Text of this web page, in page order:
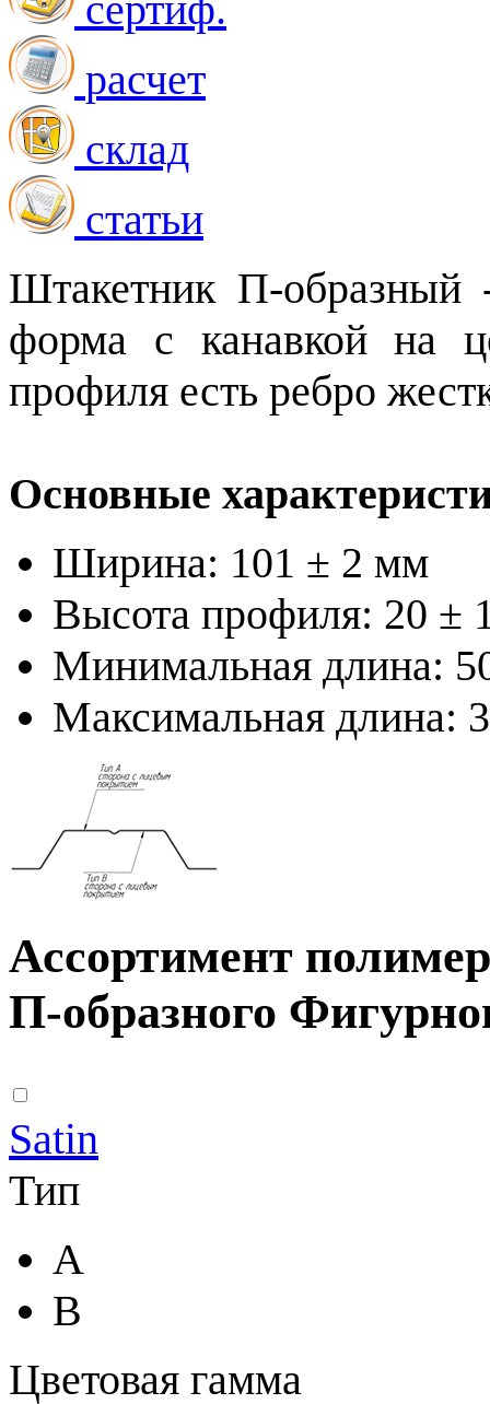
расчет
склад
статьи
Штакетник П-
форма с канавкой на
профиля есть ребро
Основные
Ширина: 101 ± 2 мм
Высота профиля: 20 ±
Минимальная длина:
Максимальная длина:
Ассортимент
П-образного
Satin
Тип
A
B
Цветовая гамма